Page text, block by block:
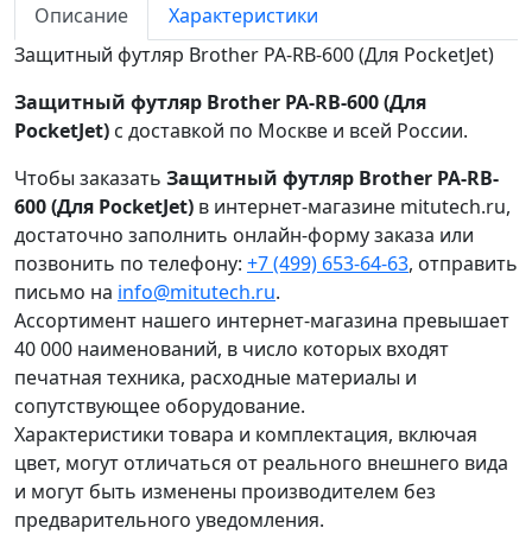
Описание
Характеристики
Защитный футляр Brother PA-RB-600 (Для PocketJet)
Защитный футляр Brother PA-RB-600 (Для
PocketJet) с доставкой по Москве и всей России.
Чтобы заказать Защитный футляр Brother PA-RB-
600 (Для PocketJet) в интернет-магазине mitutech.ru,
достаточно заполнить онлайн-форму заказа или
позвонить по телефону: +7 (499) 653-64-63, отправить
письмо на info@mitutech.ru.
Ассортимент нашего интернет-магазина превышает
40 000 наименований, в число которых входят
печатная техника, расходные материалы и
сопутствующее оборудование.
Характеристики товара и комплектация, включая
цвет, могут отличаться от реального внешнего вида
и могут быть изменены производителем без
предварительного уведомления.